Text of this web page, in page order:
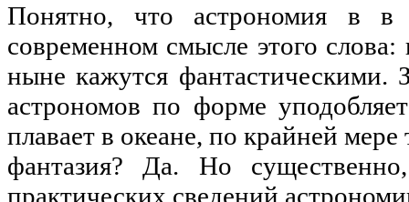
Понятно, что астрономия в
современном смысле этого
ныне кажутся фантастическими.
астрономов по форме
плавает в океане, по крайней
фантазия? Да. Но
практических сведений